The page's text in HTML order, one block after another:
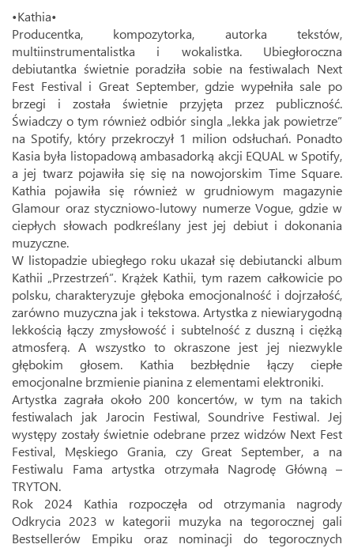
•Kathia•
Producentka, kompozytorka, autorka tekstów,
multiinstrumentalistka i wokalistka. Ubiegłoroczna
debiutantka świetnie poradziła sobie na festiwalach Next
Fest Festival i Great September, gdzie wypełniła sale po
brzegi i została świetnie przyjęta przez publiczność.
Świadczy o tym również odbiór singla „lekka jak powietrze”
na Spotify, który przekroczył 1 milion odsłuchań. Ponadto
Kasia była listopadową ambasadorką akcji EQUAL w Spotify,
a jej twarz pojawiła się się na nowojorskim Time Square.
Kathia pojawiła się również w grudniowym magazynie
Glamour oraz styczniowo-lutowy numerze Vogue, gdzie w
ciepłych słowach podkreślany jest jej debiut i dokonania
muzyczne.
W listopadzie ubiegłego roku ukazał się debiutancki album
Kathii „Przestrzeń”. Krążek Kathii, tym razem całkowicie po
polsku, charakteryzuje głęboka emocjonalność i dojrzałość,
zarówno muzyczna jak i tekstowa. Artystka z niewiarygodną
lekkością łączy zmysłowość i subtelność z duszną i ciężką
atmosferą. A wszystko to okraszone jest jej niezwykle
głębokim głosem. Kathia bezbłędnie łączy ciepłe
emocjonalne brzmienie pianina z elementami elektroniki.
Artystka zagrała około 200 koncertów, w tym na takich
festiwalach jak Jarocin Festiwal, Soundrive Festiwal. Jej
występy zostały świetnie odebrane przez widzów Next Fest
Festival, Męskiego Grania, czy Great September, a na
Festiwalu Fama artystka otrzymała Nagrodę Główną –
TRYTON.
Rok 2024 Kathia rozpoczęła od otrzymania nagrody
Odkrycia 2023 w kategorii muzyka na tegorocznej gali
Bestsellerów Empiku oraz nominacji do tegorocznych